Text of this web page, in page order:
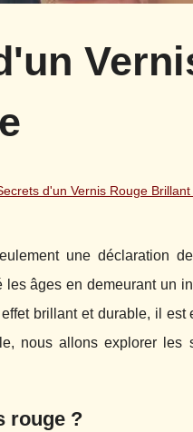
d'un Vernis Rouge Brillant
une déclaration
âges en demeurant un
brillant et durable, il
nous allons explorer
rouge ?